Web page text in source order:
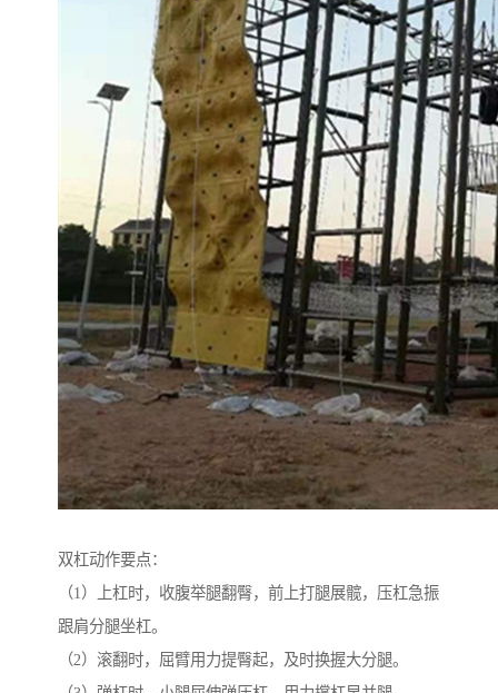
双杠动作要点：
（1）上杠时，收腹举腿翻臀，前上打腿展髋，压杠急振
跟肩分腿坐杠。
（2）滚翻时，屈臂用力提臀起，及时换握大分腿。